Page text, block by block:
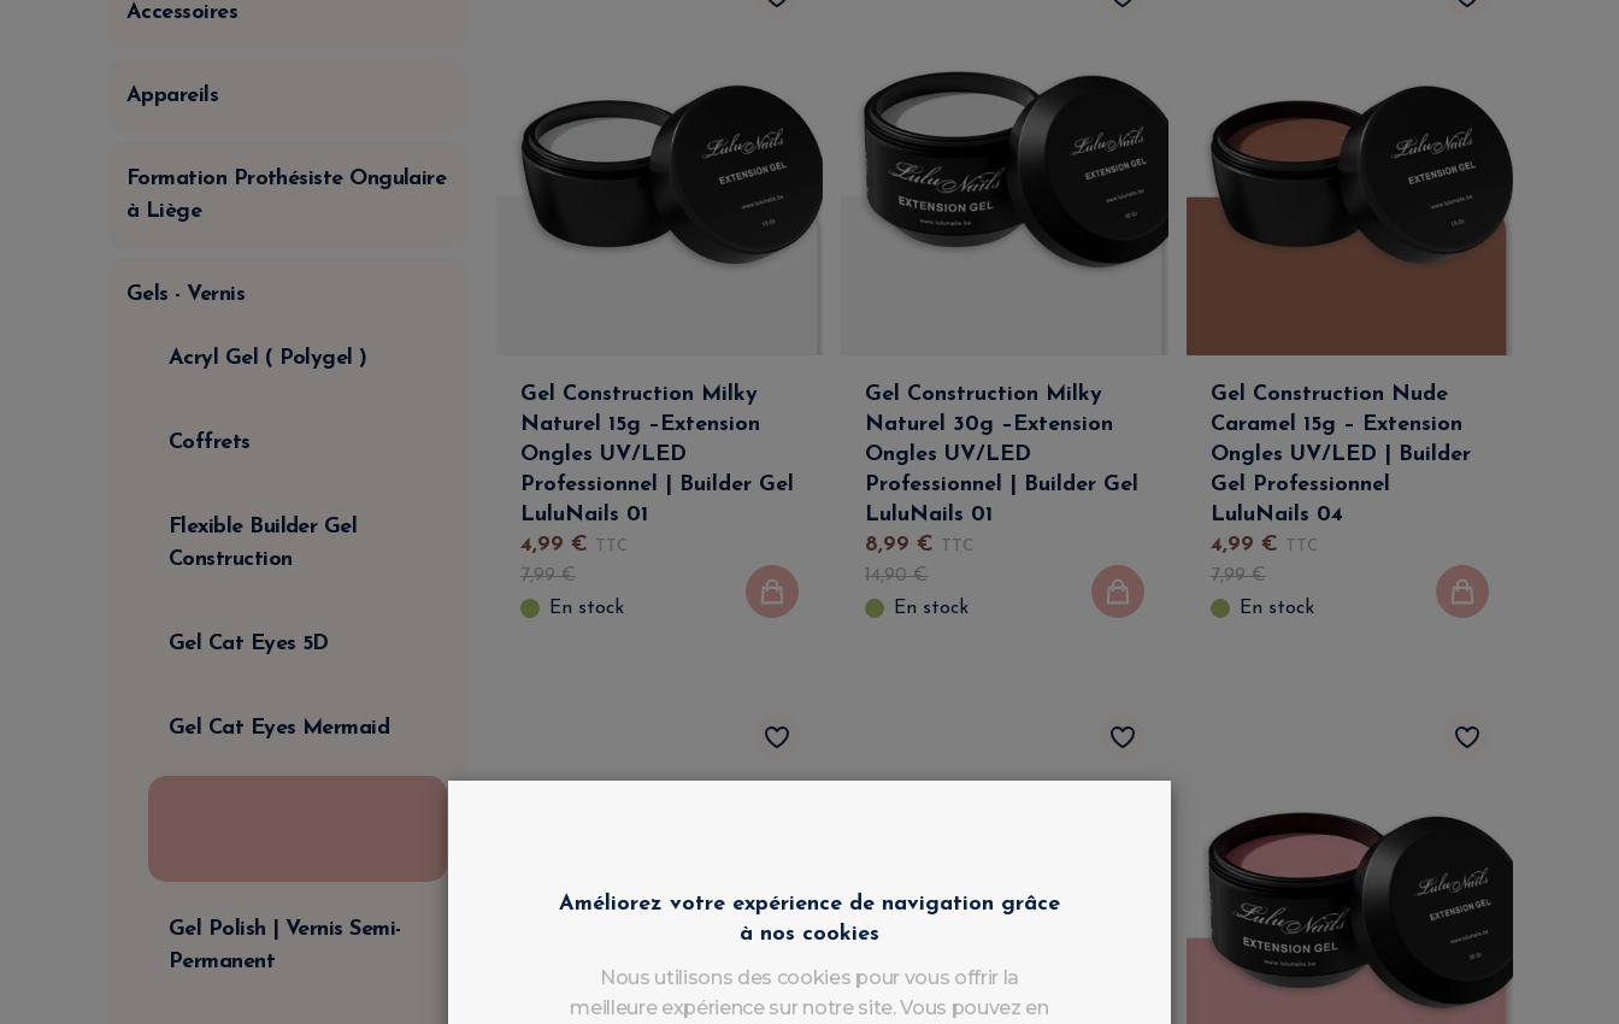
Accessoires
Appareils
Formation Prothésiste Ongulaire
à Liège
Gels - Vernis
Acryl Gel ( Polygel )
Coffrets
Flexible Builder Gel
Construction
Gel Cat Eyes 5D
Gel Cat Eyes Mermaid
Gel Polish | Vernis Semi-
Permanent
Gel Construction Milky
Naturel 15g –Extension
Ongles UV/LED
Professionnel | Builder Gel
LuluNails 01
4,99 € TTC
7,99€
En stock
Gel Construction Milky
Naturel 30g –Extension
Ongles UV/LED
Professionnel | Builder Gel
LuluNails 01
8,99 € TTC
14,90€
En stock
Gel Construction Nude
Caramel 15g – Extension
Ongles UV/LED | Builder
Gel Professionnel
LuluNails 04
4,99 € TTC
7,99€
En stock
Améliorez votre expérience de navigation grâce
à nos cookies
Nous utilisons des cookies pour vous offrir la
meilleure expérience sur notre site. Vous pouvez en